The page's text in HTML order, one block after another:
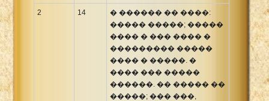
2 14
� ������ �� ����:
����� �����; �����
���� � ��� ���� �
��������� �����
���� � �����. �
���� ��� �����
������. �� ����� ��
�����; ��� ���,